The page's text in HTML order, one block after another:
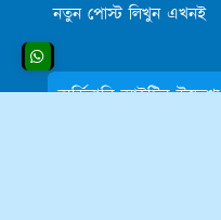
নতুন পোস্ট লিখুন এখনই
অর্ডিনারি আইটির উদ্দেশ্য